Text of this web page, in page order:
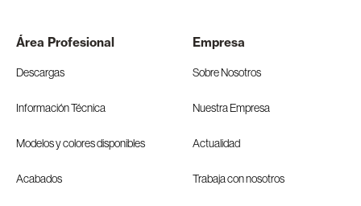
Área Profesional
Descargas
Información Técnica
Modelos y colores disponibles
Acabados
Empresa
Sobre Nosotros
Nuestra Empresa
Actualidad
Trabaja con nosotros